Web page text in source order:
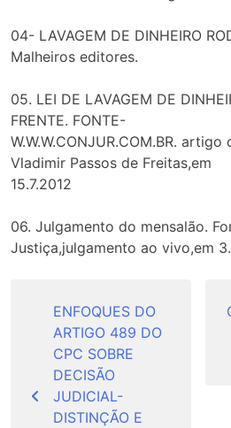
04- LAVAGEM DE DINHEIRO
Malheiros editores.
05. LEI DE LAVAGEM DE
FRENTE. FONTE-
W.W.W.CONJUR.COM.BR.
Vladimir Passos de Freitas,em
15.7.2012
06. Julgamento do mensalão.
Justiça,julgamento ao vivo,em
Post
ENFOQUES DO
ARTIGO 489 DO
CPC SOBRE
DECISÃO
JUDICIAL-
DISTINÇÃO E